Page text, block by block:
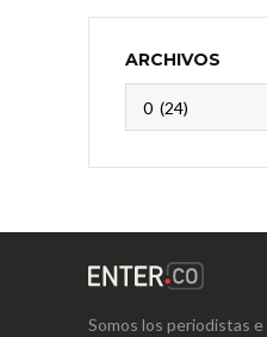
ARCHIVOS
Somos los periodistas